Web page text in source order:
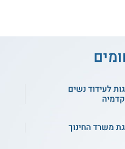
לעידוד נשים
משרד החינוך